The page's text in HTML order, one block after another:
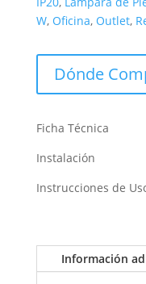
W, Oficina, Outlet,
Dónde
Ficha Técnica
Instalación
Instrucciones de
Información